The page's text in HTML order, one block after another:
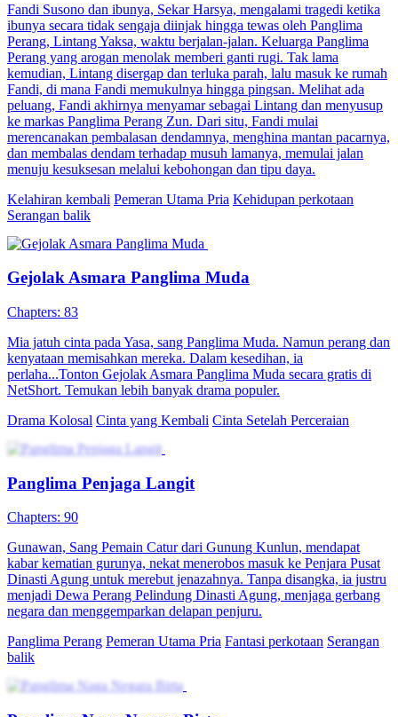
Fandi Susono dan ibunya, Sekar Harsya, mengalami tragedi ketika
ibunya secara tidak sengaja diinjak hingga tewas oleh Panglima
Perang, Lintang Yaksa, waktu berjalan-jalan. Keluarga Panglima
Perang yang arogan menolak memberi ganti rugi. Tak lama
kemudian, Lintang disergap dan terluka parah, lalu masuk ke rumah
Fandi, di mana Fandi memukulnya hingga pingsan. Melihat ada
peluang, Fandi akhirnya menyamar sebagai Lintang dan menyusup
ke markas Panglima Perang Zun. Dari situ, Fandi mulai
merencanakan pembalasan dendamnya, menghina mantan pacarnya,
dan membalas dendam terhadap musuh lamanya, memulai jalan
menuju kesuksesan melalui kebohongan dan tipu daya.
Kelahiran kembali Pemeran Utama Pria Kehidupan perkotaan
Serangan balik
Gejolak Asmara Panglima Muda
Chapters: 83
Mia jatuh cinta pada Yasa, sang Panglima Muda. Namun perang dan
kenyataan memisahkan mereka. Dalam kesedihan, ia
perlaha...Tonton Gejolak Asmara Panglima Muda secara gratis di
NetShort. Temukan lebih banyak drama populer.
Drama Kolosal Cinta yang Kembali Cinta Setelah Perceraian
Panglima Penjaga Langit
Chapters: 90
Gunawan, Sang Pemain Catur dari Gunung Kunlun, mendapat
kabar kematian gurunya, nekat menerobos masuk ke Penjara Pusat
Dinasti Agung untuk merebut jenazahnya. Tanpa disangka, ia justru
menjadi Dewa Perang Pelindung Dinasti Agung, menjaga gerbang
negara dan menggemparkan delapan penjuru.
Panglima Perang Pemeran Utama Pria Fantasi perkotaan Serangan
balik